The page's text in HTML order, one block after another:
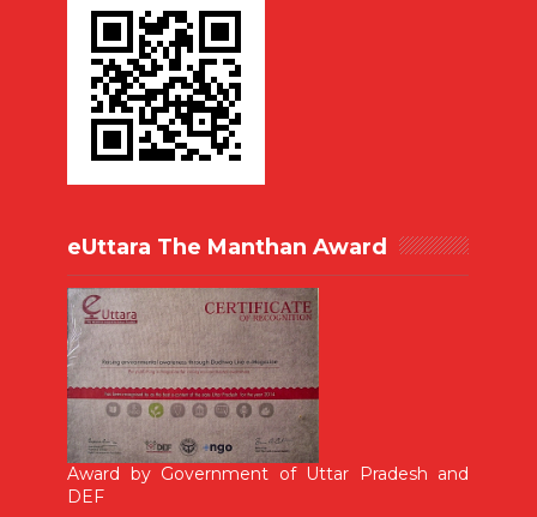
eUttara The Manthan Award
Award by Government of Uttar Pradesh and
DEF